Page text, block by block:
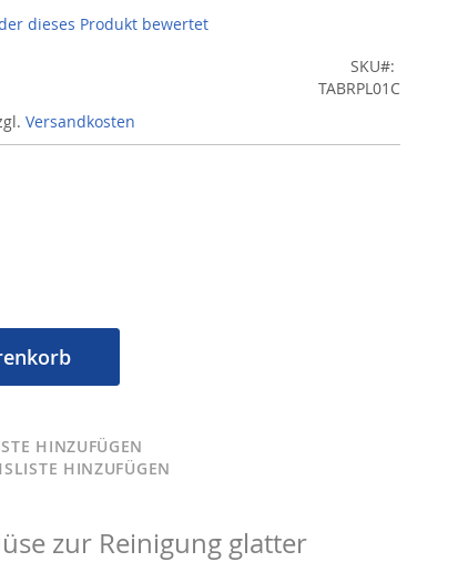
dieses Produkt bewertet
Versandkosten
SKU
TABRPL01C
HINZUFÜGEN
HINZUFÜGEN
zur Reinigung glatter